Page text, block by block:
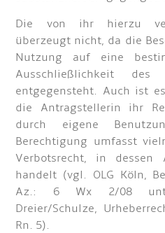
Die von ihr hierzu
überzeugt nicht, da die
Nutzung auf eine
Ausschließlichkeit des
entgegensteht. Auch ist
die Antragstellerin ihr
durch eigene
Berechtigung umfasst
Verbotsrecht, in dessen
handelt (vgl. OLG Köln,
Az.: 6 Wx 2/08
Dreier/Schulze,
Rn. 5).